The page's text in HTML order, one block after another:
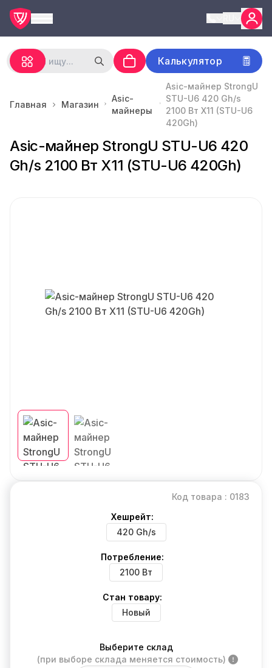
Калькулятор
Главная Магазин
Asic-
майнеры
Asic-майнер StrongU
STU-U6 420 Gh/s
2100 Вт X11 (STU-U6
420Gh)
Asic-майнер StrongU STU-U6 420
Gh/s 2100 Вт X11 (STU-U6 420Gh)
Код товара : 0183
Хешрейт:
420 Gh/s
Потребление:
2100 Вт
Стан товару:
Новый
Выберите склад
(при выборе склада меняется стоимость)